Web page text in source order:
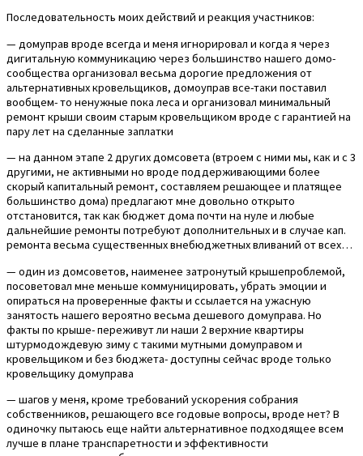
Последовательность моих действий и реакция участников:
— домуправ вроде всегда и меня игнорировал и когда я через
дигитальную коммуникацию через большинство нашего домо-
сообщества организовал весьма дорогие предложения от
альтернативных кровельщиков, домоуправ все-таки поставил
вообщем- то ненужные пока леса и организовал минимальный
ремонт крыши своим старым кровельщиком вроде с гарантией на
пару лет на сделанные заплатки
— на данном этапе 2 других домсовета (втроем с ними мы, как и с 3
другими, не активными но вроде поддерживающими более
скорый капитальный ремонт, составляем решающее и платящее
большинство дома) предлагают мне довольно открыто
отстановится, так как бюджет дома почти на нуле и любые
дальнейшие ремонты потребуют дополнительных и в случае кап.
ремонта весьма существенных внебюджетных вливаний от всех…
— один из домсоветов, наименее затронутый крышепроблемой,
посоветовал мне меньше коммуницировать, убрать эмоции и
опираться на проверенные факты и ссылается на ужасную
занятость нашего вероятно весьма дешевого домуправа. Но
факты по крыше- переживут ли наши 2 верхние квартиры
штурмодождевую зиму с такими мутными домуправом и
кровельщиком и без бюджета- доступны сейчас вроде только
кровельщику домуправа
— шагов у меня, кроме требований ускорения собрания
собственников, решающего все годовые вопросы, вроде нет? В
одиночку пытаюсь еще найти альтернативное подходящее всем
лучше в плане транспаретности и эффективности